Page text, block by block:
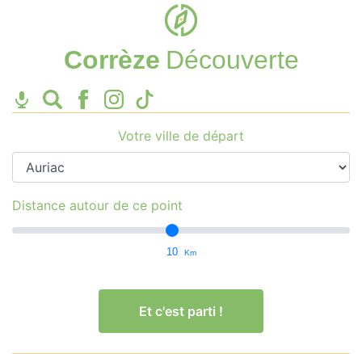
Corrèze Découverte
Votre ville de départ
Distance autour de ce point
10 Km
Et c'est parti !